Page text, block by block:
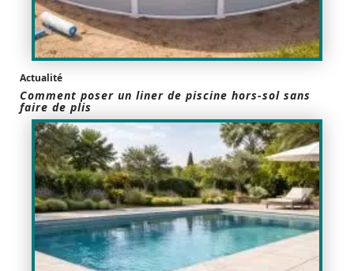
Actualité
Comment poser un liner de piscine hors-sol sans
faire de plis